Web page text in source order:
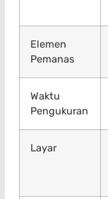
Elemen
Pemanas
Waktu
Pengukuran
Layar